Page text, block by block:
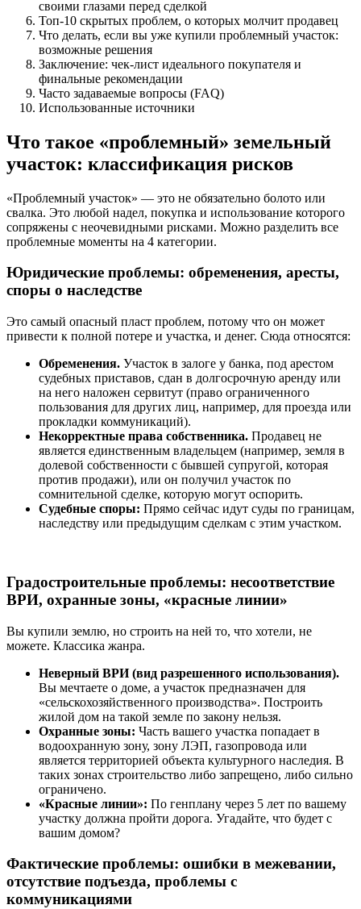
своими глазами перед сделкой
Топ-10 скрытых проблем, о которых молчит продавец
Что делать, если вы уже купили проблемный участок:
возможные решения
Заключение: чек-лист идеального покупателя и
финальные рекомендации
Часто задаваемые вопросы (FAQ)
Использованные источники
Что такое «проблемный» земельный
участок: классификация рисков
«Проблемный участок» — это не обязательно болото или
свалка. Это любой надел, покупка и использование которого
сопряжены с неочевидными рисками. Можно разделить все
проблемные моменты на 4 категории.
Юридические проблемы: обременения, аресты,
споры о наследстве
Это самый опасный пласт проблем, потому что он может
привести к полной потере и участка, и денег. Сюда относятся:
Обременения. Участок в залоге у банка, под арестом
судебных приставов, сдан в долгосрочную аренду или
на него наложен сервитут (право ограниченного
пользования для других лиц, например, для проезда или
прокладки коммуникаций).
Некорректные права собственника. Продавец не
является единственным владельцем (например, земля в
долевой собственности с бывшей супругой, которая
против продажи), или он получил участок по
сомнительной сделке, которую могут оспорить.
Судебные споры: Прямо сейчас идут суды по границам,
наследству или предыдущим сделкам с этим участком.
Градостроительные проблемы: несоответствие
ВРИ, охранные зоны, «красные линии»
Вы купили землю, но строить на ней то, что хотели, не
можете. Классика жанра.
Неверный ВРИ (вид разрешенного использования).
Вы мечтаете о доме, а участок предназначен для
«сельскохозяйственного производства». Построить
жилой дом на такой земле по закону нельзя.
Охранные зоны: Часть вашего участка попадает в
водоохранную зону, зону ЛЭП, газопровода или
является территорией объекта культурного наследия. В
таких зонах строительство либо запрещено, либо сильно
ограничено.
«Красные линии»: По генплану через 5 лет по вашему
участку должна пройти дорога. Угадайте, что будет с
вашим домом?
Фактические проблемы: ошибки в межевании,
отсутствие подъезда, проблемы с
коммуникациями